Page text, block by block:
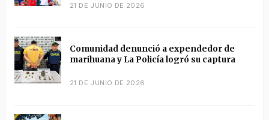
21 DE JUNIO DE 2026
Comunidad denunció a expendedor de
marihuana y La Policía logró su captura
21 DE JUNIO DE 2026